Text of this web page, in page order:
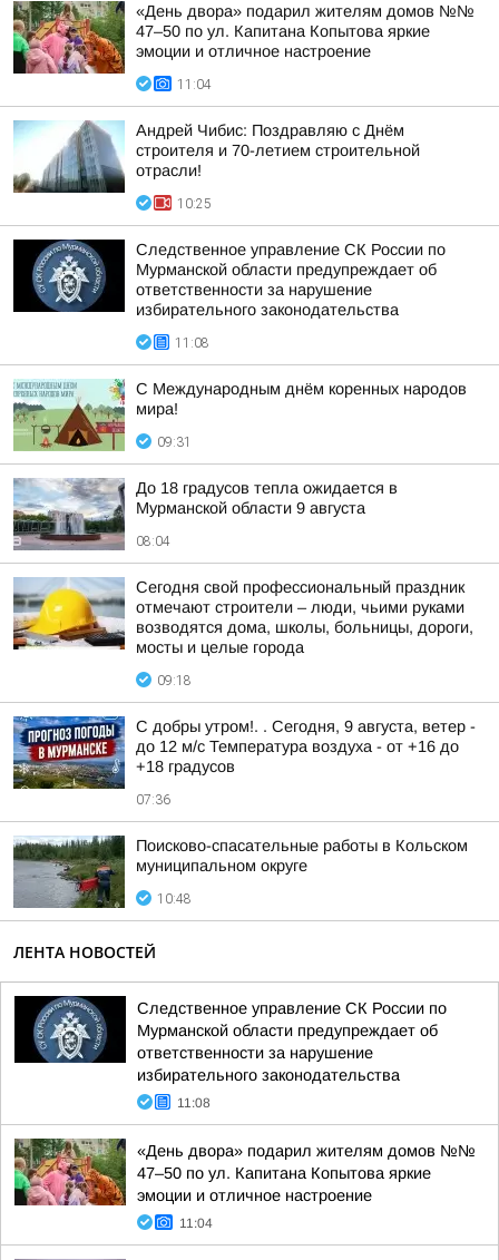
«День двора» подарил жителям домов №№
47–50 по ул. Капитана Копытова яркие
эмоции и отличное настроение
11:04
Андрей Чибис: Поздравляю с Днём
строителя и 70-летием строительной
отрасли!
10:25
Следственное управление СК России по
Мурманской области предупреждает об
ответственности за нарушение
избирательного законодательства
11:08
С Международным днём коренных народов
мира!
09:31
До 18 градусов тепла ожидается в
Мурманской области 9 августа
08:04
Сегодня свой профессиональный праздник
отмечают строители – люди, чьими руками
возводятся дома, школы, больницы, дороги,
мосты и целые города
09:18
С добры утром!. . Сегодня, 9 августа, ветер -
до 12 м/с Температура воздуха - от +16 до
+18 градусов
07:36
Поисково-спасательные работы в Кольском
муниципальном округе
10:48
ЛЕНТА НОВОСТЕЙ
Следственное управление СК России по
Мурманской области предупреждает об
ответственности за нарушение
избирательного законодательства
11:08
«День двора» подарил жителям домов №№
47–50 по ул. Капитана Копытова яркие
эмоции и отличное настроение
11:04